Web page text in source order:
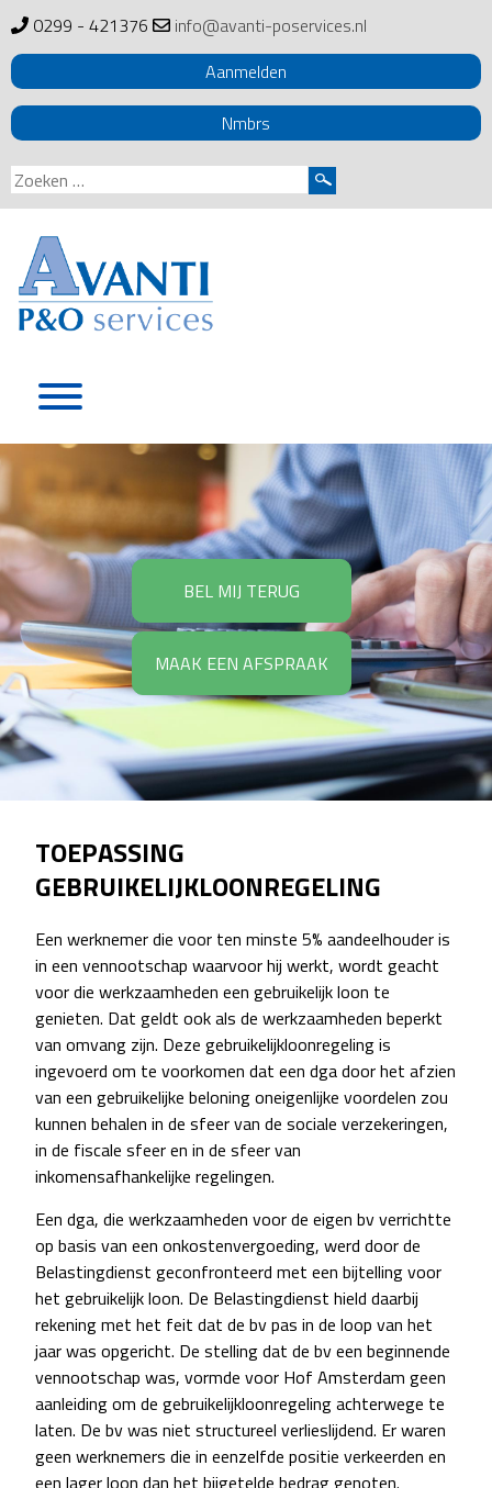
0299 - 421376
info@avanti-poservices.nl
Aanmelden
Nmbrs
Zoeken
naar:
BEL MIJ TERUG
MAAK EEN AFSPRAAK
TOEPASSING
GEBRUIKELIJKLOONREGELING
Een werknemer die voor ten minste 5% aandeelhouder is
in een vennootschap waarvoor hij werkt, wordt geacht
voor die werkzaamheden een gebruikelijk loon te
genieten. Dat geldt ook als de werkzaamheden beperkt
van omvang zijn. Deze gebruikelijkloonregeling is
ingevoerd om te voorkomen dat een dga door het afzien
van een gebruikelijke beloning oneigenlijke voordelen zou
kunnen behalen in de sfeer van de sociale verzekeringen,
in de fiscale sfeer en in de sfeer van
inkomensafhankelijke regelingen.
Een dga, die werkzaamheden voor de eigen bv verrichtte
op basis van een onkostenvergoeding, werd door de
Belastingdienst geconfronteerd met een bijtelling voor
het gebruikelijk loon. De Belastingdienst hield daarbij
rekening met het feit dat de bv pas in de loop van het
jaar was opgericht. De stelling dat de bv een beginnende
vennootschap was, vormde voor Hof Amsterdam geen
aanleiding om de gebruikelijkloonregeling achterwege te
laten. De bv was niet structureel verlieslijdend. Er waren
geen werknemers die in eenzelfde positie verkeerden en